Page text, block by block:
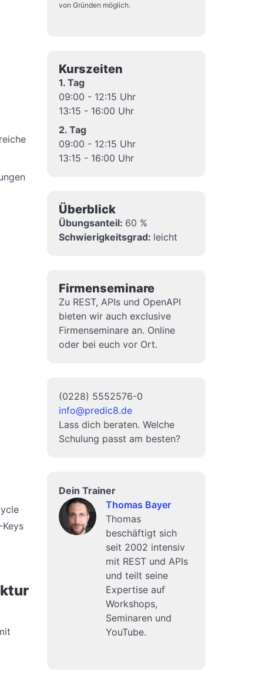
von Gründen möglich.
Kurszeiten
1. Tag
09:00 - 12:15 Uhr
13:15 - 16:00 Uhr
2. Tag
09:00 - 12:15 Uhr
13:15 - 16:00 Uhr
Überblick
Übungsanteil: 60 %
Schwierigkeitsgrad: leicht
Firmenseminare
Zu REST, APIs und OpenAPI
bieten wir auch exclusive
Firmenseminare an. Online
oder bei euch vor Ort.
(0228) 5552576-0
info@predic8.de
Lass dich beraten. Welche
Schulung passt am besten?
Dein Trainer
Thomas Bayer
Thomas
beschäftigt sich
seit 2002 intensiv
mit REST und APIs
und teilt seine
Expertise auf
Workshops,
Seminaren und
YouTube.